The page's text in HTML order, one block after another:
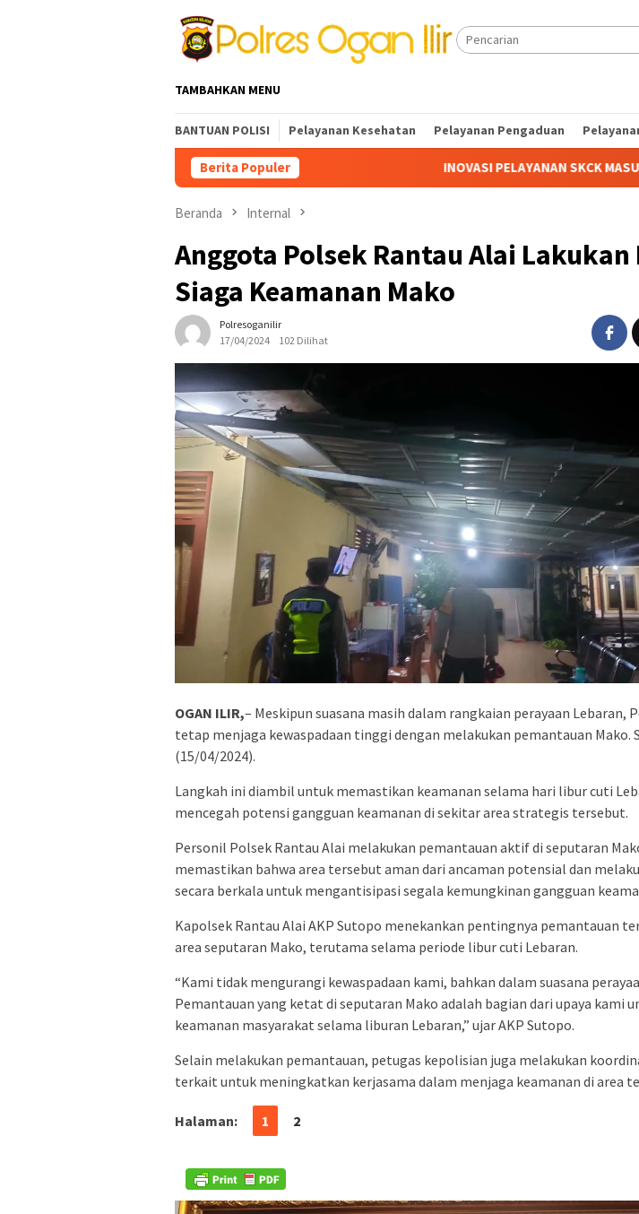
TAMBAHKAN MENU
BANTUAN POLISI Pelayanan Kesehatan Pelayanan Pengaduan
Berita Populer INOVASI PELAYANAN SKCK MASUK DESA (SMADES)
Beranda Internal
Anggota Polsek Rantau Alai Lakukan
Siaga Keamanan Mako
Polresoganilir
17/04/2024
102 Dilihat
OGAN ILIR,– Meskipun suasana masih dalam rangkaian perayaan Lebaran,
tetap menjaga kewaspadaan tinggi dengan melakukan pemantauan Mako.
(15/04/2024).
Langkah ini diambil untuk memastikan keamanan selama hari libur cuti
mencegah potensi gangguan keamanan di sekitar area strategis tersebut.
Personil Polsek Rantau Alai melakukan pemantauan aktif di seputaran
memastikan bahwa area tersebut aman dari ancaman potensial dan
secara berkala untuk mengantisipasi segala kemungkinan gangguan
Kapolsek Rantau Alai AKP Sutopo menekankan pentingnya pemantauan
area seputaran Mako, terutama selama periode libur cuti Lebaran.
“Kami tidak mengurangi kewaspadaan kami, bahkan dalam suasana
Pemantauan yang ketat di seputaran Mako adalah bagian dari upaya kami
keamanan masyarakat selama liburan Lebaran,” ujar AKP Sutopo.
Selain melakukan pemantauan, petugas kepolisian juga melakukan
terkait untuk meningkatkan kerjasama dalam menjaga keamanan di area
Halaman: 1 2